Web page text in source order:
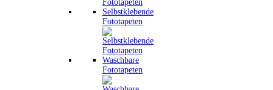
Selbstklebende
Fototapeten
Waschbare
Fototapeten